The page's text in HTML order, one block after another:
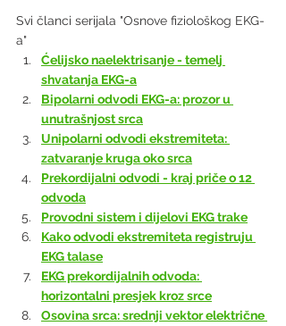
Svi članci serijala "Osnove fiziološkog EKG-
a"
Ćelijsko naelektrisanje - temelj
shvatanja EKG-a
Bipolarni odvodi EKG-a: prozor u
unutrašnjost srca
Unipolarni odvodi ekstremiteta:
zatvaranje kruga oko srca
Prekordijalni odvodi - kraj priče o 12
odvoda
Provodni sistem i dijelovi EKG trake
Kako odvodi ekstremiteta registruju
EKG talase
EKG prekordijalnih odvoda:
horizontalni presjek kroz srce
Osovina srca: srednji vektor električne